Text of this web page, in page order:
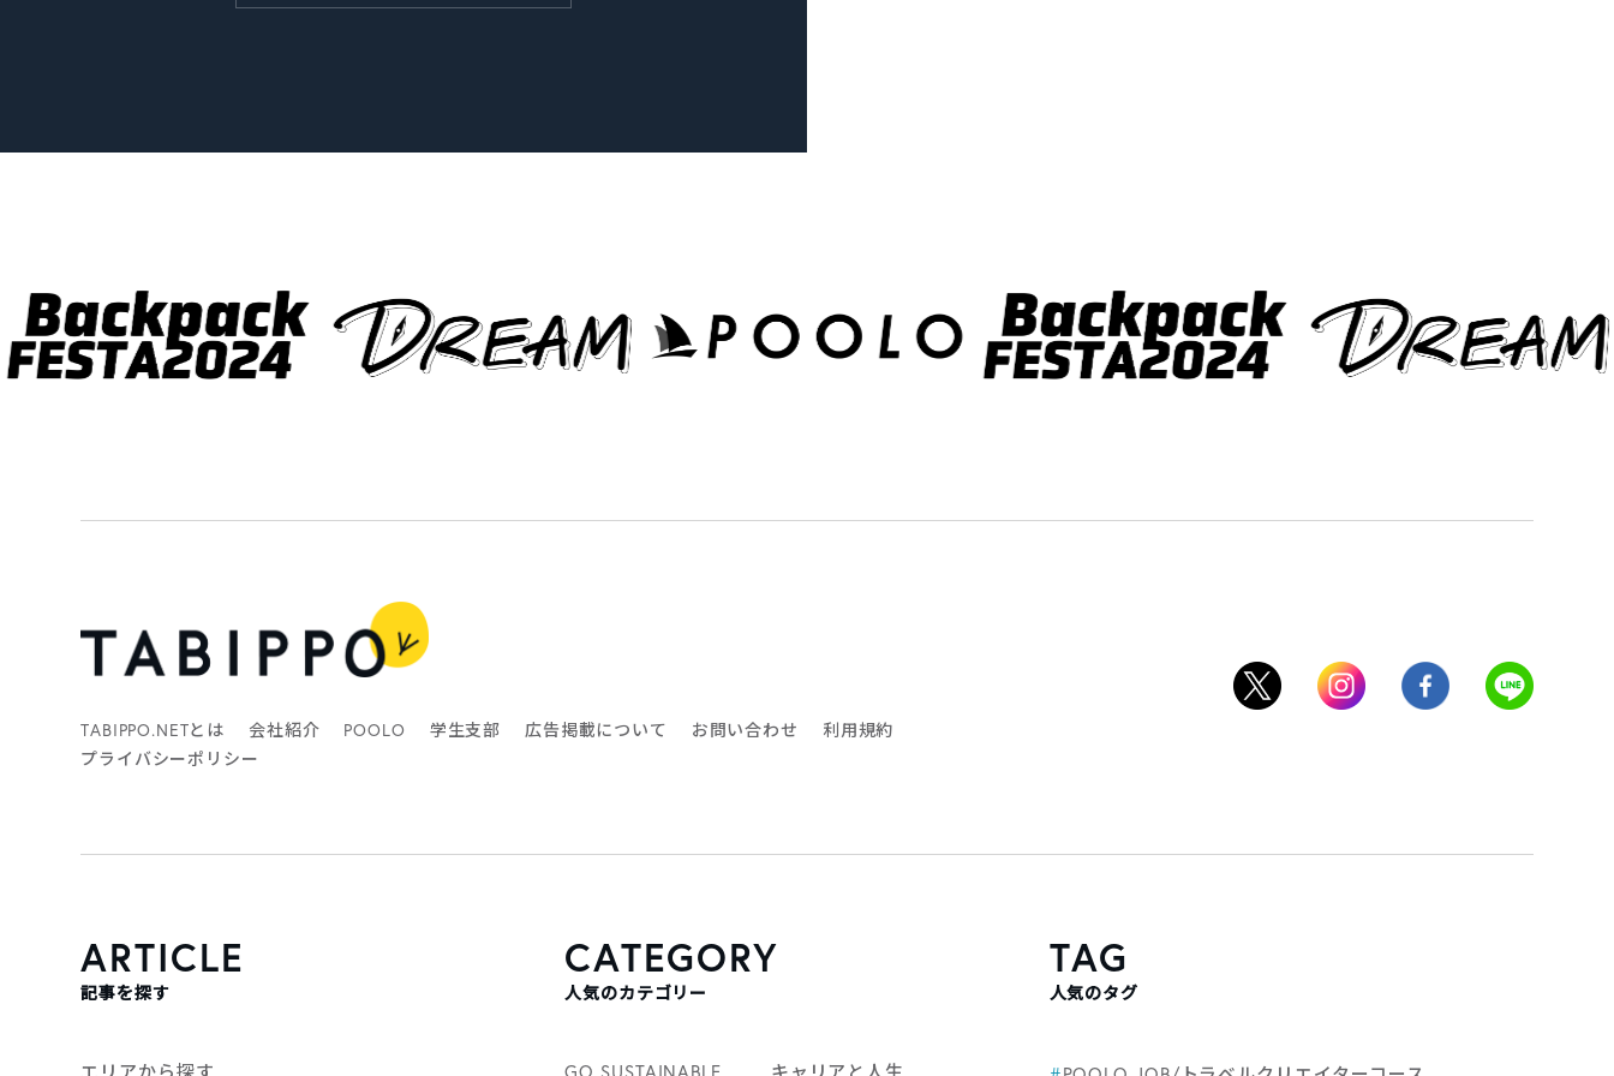
TABIPPO.NETとは 会社紹介 POOLO 学生支部 広告掲載について お問い合わせ
利用規約
プライバシーポリシー
ARTICLE
記事を探す
CATEGORY
人気のカテゴリー
TAG
人気のタグ